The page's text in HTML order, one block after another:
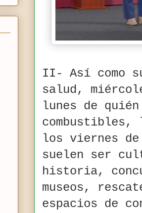
II- Así como
salud,
lunes de
los viernes de
suelen ser
historia,
museos,
espacios de